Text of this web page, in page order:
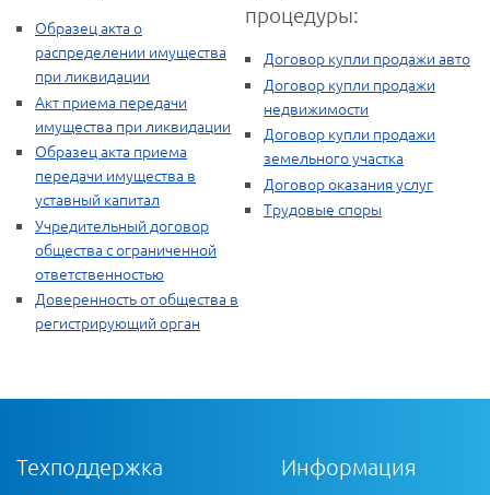
Образец акта о
распределении имущества
при ликвидации
Акт приема передачи
имущества при ликвидации
Образец акта приема
передачи имущества в
уставный капитал
Учредительный договор
общества с ограниченной
ответственностью
Доверенность от общества в
регистрирующий орган
процедуры:
Договор купли продажи авто
Договор купли продажи
недвижимости
Договор купли продажи
земельного участка
Договор оказания услуг
Трудовые споры
Техподдержка Информация